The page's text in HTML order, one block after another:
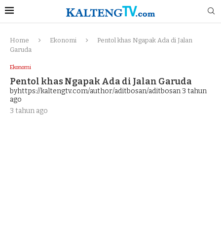
Home Ekonomi
Pentol khas Ngapak Ada di Jalan
Garuda
Ekonomi
Pentol khas Ngapak Ada di Jalan Garuda
byhttps://kaltengtv.com/author/aditbosan/aditbosan3 tahun
ago
3 tahun ago